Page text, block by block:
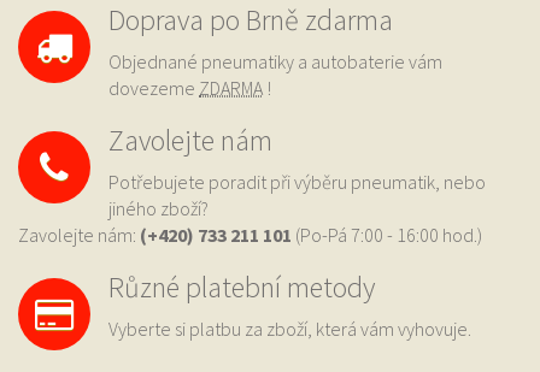
Doprava po Brně zdarma
Objednané pneumatiky a autobaterie vám
dovezeme ZDARMA !
Zavolejte nám
Potřebujete poradit při výběru pneumatik, nebo
jiného zboží?
Zavolejte nám: (+420) 733 211 101 (Po-Pá 7:00 - 16:00 hod.)
Různé platební metody
Vyberte si platbu za zboží, která vám vyhovuje.